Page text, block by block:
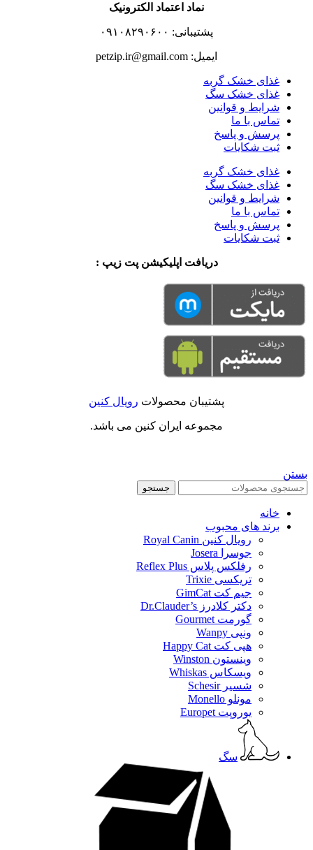
نماد اعتماد الکترونیک
پشتیبانی: ۰۹۱۰۸۲۹۰۶۰۰
ایمیل: petzip.ir@gmail.com
غذای خشک گربه
غذای خشک سگ
شرایط و قوانین
تماس با ما
پرسش و پاسخ
ثبت شکایات
غذای خشک گربه
غذای خشک سگ
شرایط و قوانین
تماس با ما
پرسش و پاسخ
ثبت شکایات
دریافت اپلیکیشن پت زیپ :
پشتیبان محصولات رویال کنین
مجموعه ایران کنین می باشد.
بستن
جستجو
خانه
برند های محبوب
رویال کنین Royal Canin
جوسرا Josera
رفلکس پلاس Reflex Plus
تریکسی Trixie
جیم کت GimCat
دکتر کلادرز Dr.Clauder’s
گورمت Gourmet
ونپی Wanpy
هپی کت Happy Cat
وینستون Winston
ویسکاس Whiskas
شسیر Schesir
مونلو Monello
یوروپت Europet
سگ